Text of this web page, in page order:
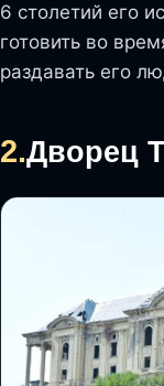
6 столетий его
готовить во
раздавать его
2.Дворец